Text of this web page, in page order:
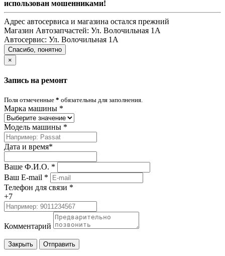
использован мошенниками!
Адрес автосервиса и магазина остался прежний
Магазин Автозапчастей: Ул. Волочильная 1А
Автосервис: Ул. Волочильная 1А
Спасибо, понятно
×
Запись на ремонт
Поля отмеченные * обязательны для заполнения.
Марка машины *
Модель машины *
Дата и время*
Ваше Ф.И.О. *
Ваш E-mail *
Телефон для связи *
+7
Комментарий
Закрыть Отправить